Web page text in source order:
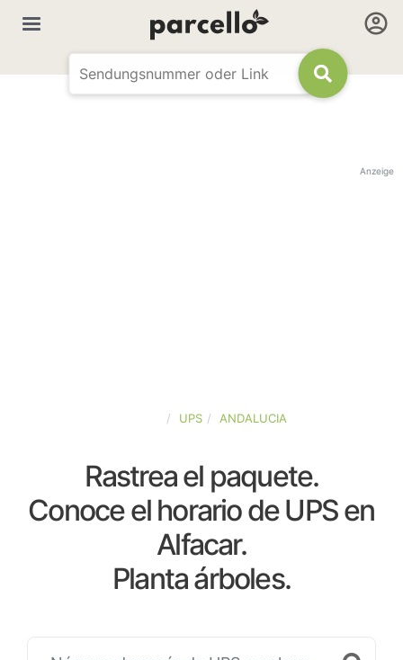
Anzeige
UPS ANDALUCIA
Rastrea el paquete.
Conoce el horario de UPS en
Alfacar.
Planta árboles.